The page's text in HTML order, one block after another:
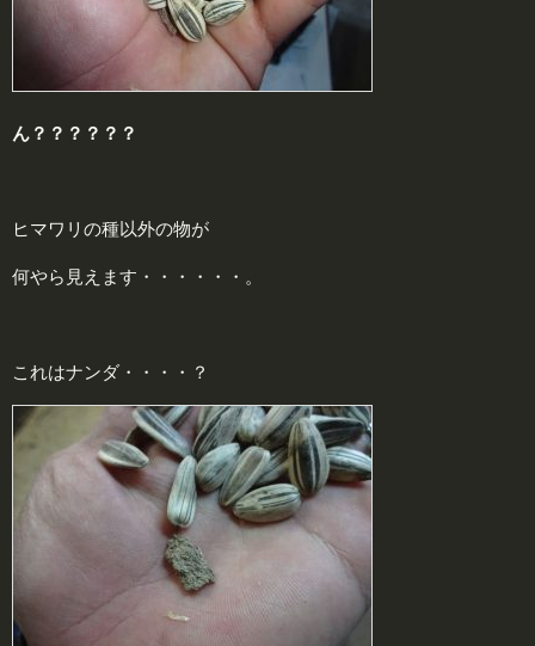
ん？？？？？？
ヒマワリの種以外の物が
何やら見えます・・・・・・。
これはナンダ・・・・？